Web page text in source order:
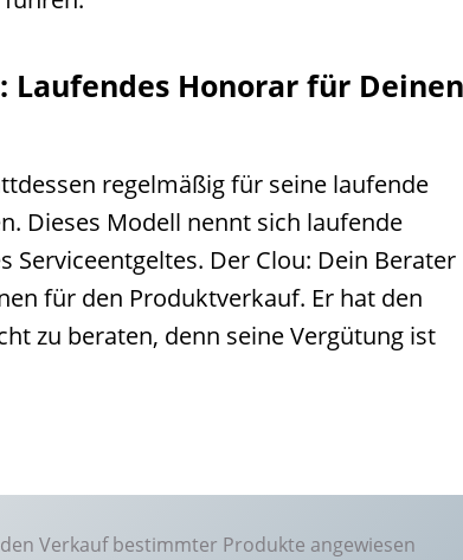
Honorar für Deinen
regelmäßig für seine laufende
Dieses Modell nennt sich laufende
Serviceentgeltes. Der Clou: Dein Berater
für den Produktverkauf. Er hat den
zu beraten, denn seine Vergütung ist
Verkauf bestimmter Produkte angewiesen